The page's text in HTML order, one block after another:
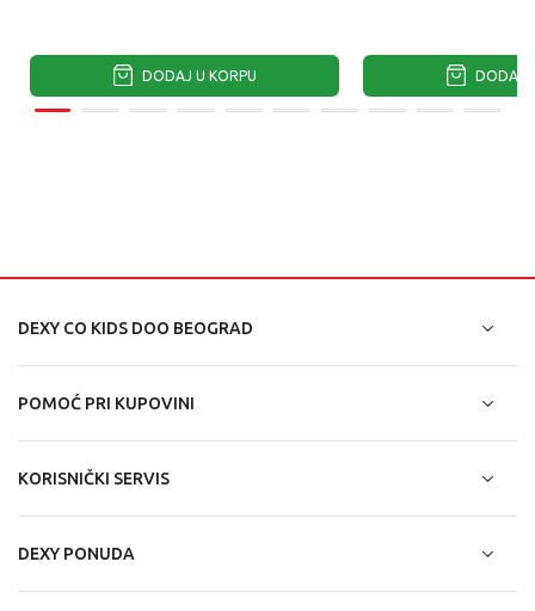
DODAJ U KORPU DODAJ
DEXY CO KIDS DOO BEOGRAD
POMOĆ PRI KUPOVINI
KORISNIČKI SERVIS
DEXY PONUDA